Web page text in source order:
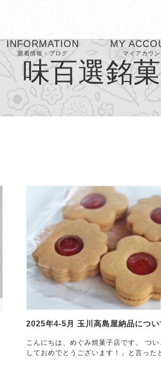
INFORMATION
新着情報・ブログ
MY
マイアカウン
お気に入り
味百選銘
2025年4-5月 玉川高島屋納品につい
こんにちは、めぐみ焼菓子店です。 ついこの間「あけま
しておめでとうございます！」と言った